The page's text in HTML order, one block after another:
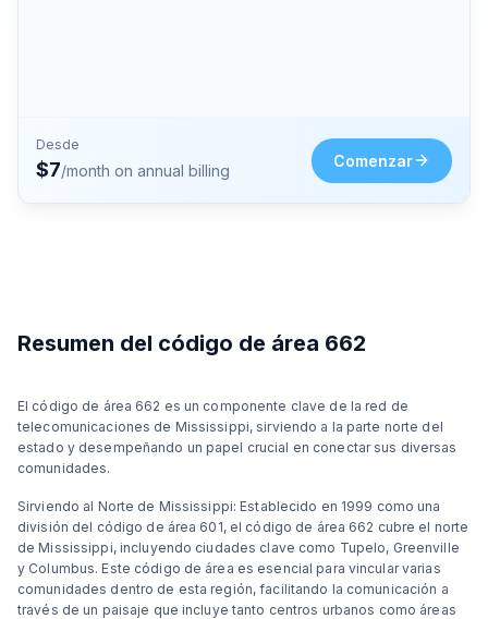
Desde
$7/month on annual billing
Comenzar
Resumen del código de área 662
El código de área 662 es un componente clave de la red de
telecomunicaciones de Mississippi, sirviendo a la parte norte del
estado y desempeñando un papel crucial en conectar sus diversas
comunidades.
Sirviendo al Norte de Mississippi: Establecido en 1999 como una
división del código de área 601, el código de área 662 cubre el norte
de Mississippi, incluyendo ciudades clave como Tupelo, Greenville
y Columbus. Este código de área es esencial para vincular varias
comunidades dentro de esta región, facilitando la comunicación a
través de un paisaje que incluye tanto centros urbanos como áreas